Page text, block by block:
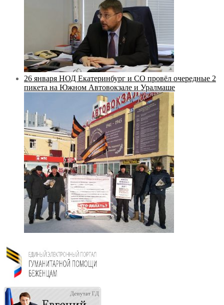
26 января НОД Екатеринбург и СО провёл очередные 2
пикета на Южном Автовокзале и Уралмаше